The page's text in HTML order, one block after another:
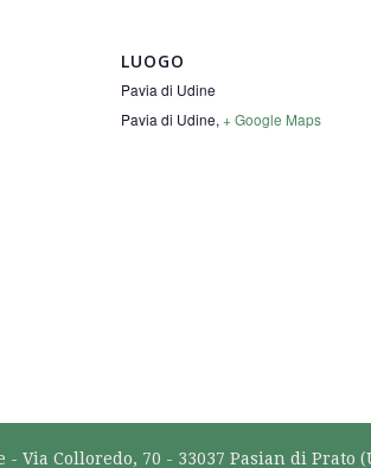
LUOGO
Pavia di Udine
Pavia di Udine, + Google Maps
Via Colloredo, 70 - 33037 Pasian di Prato